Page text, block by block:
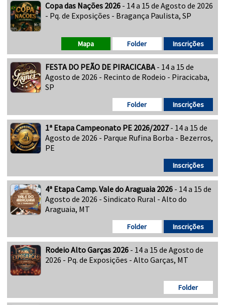
Copa das Nações 2026 - 14 a 15 de Agosto de 2026
- Pq. de Exposições - Bragança Paulista, SP
Inscrições
Folder
Mapa
FESTA DO PEÃO DE PIRACICABA - 14 a 15 de
Agosto de 2026 - Recinto de Rodeio - Piracicaba,
SP
Inscrições
Folder
1ª Etapa Campeonato PE 2026/2027- 14 a 15 de
Agosto de 2026 - Parque Rufina Borba - Bezerros,
PE
Inscrições
4ª Etapa Camp. Vale do Araguaia 2026 - 14 a 15 de
Agosto de 2026 - Sindicato Rural - Alto do
Araguaia, MT
Inscrições
Folder
Rodeio Alto Garças 2026 - 14 a 15 de Agosto de
2026 - Pq. de Exposições - Alto Garças, MT
Folder